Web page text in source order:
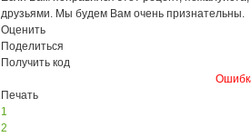
друзьями. Мы будем Вам очень признательны.
Оценить
Поделиться
Получить код
Печать
1
2